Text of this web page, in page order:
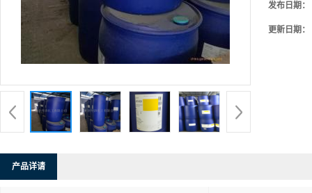
发布日期：
更新日期：
产品详请